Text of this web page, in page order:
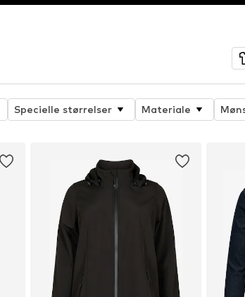
Specielle størrelser Materiale